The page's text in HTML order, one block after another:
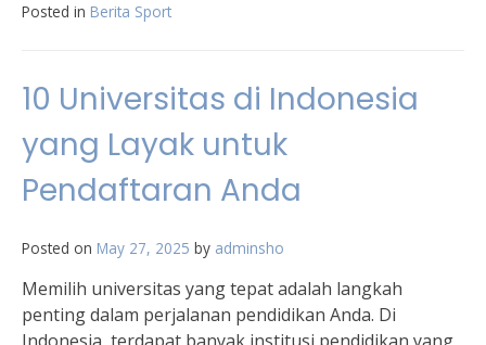
Posted in Berita Sport
10 Universitas di Indonesia
yang Layak untuk
Pendaftaran Anda
Posted on May 27, 2025 by adminsho
Memilih universitas yang tepat adalah langkah
penting dalam perjalanan pendidikan Anda. Di